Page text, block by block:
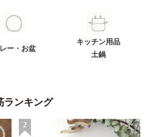
レー・お盆
キッチン用品
土鍋
ランキング
2